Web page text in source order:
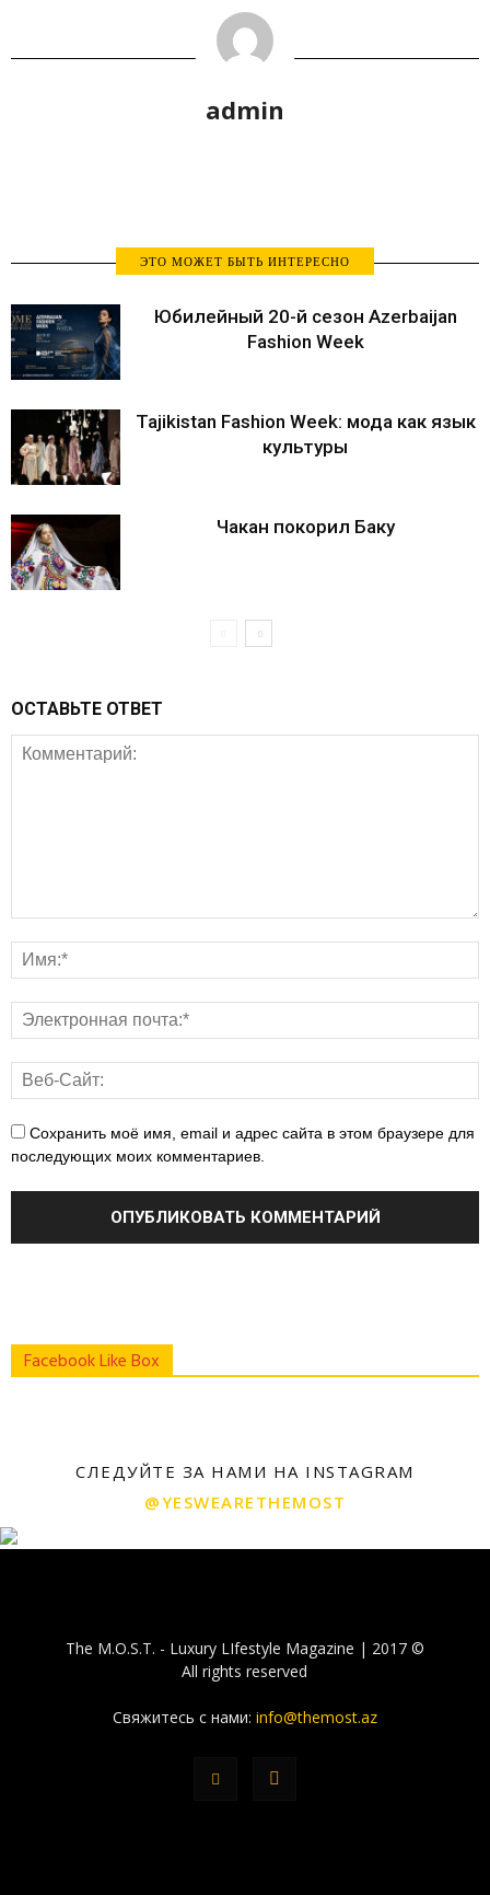
admin
ЭТО МОЖЕТ БЫТЬ ИНТЕРЕСНО
Юбилейный 20-й сезон Azerbaijan
Fashion Week
Tajikistan Fashion Week: мода как язык
культуры
Чакан покорил Баку
ОСТАВЬТЕ ОТВЕТ
Сохранить моё имя, email и адрес сайта в этом браузере для
последующих моих комментариев.
Facebook Like Box
СЛЕДУЙТЕ ЗА НАМИ НА INSTAGRAM
@YESWEARETHEMOST
The M.O.S.T. - Luxury LIfestyle Magazine | 2017 ©
All rights reserved
Свяжитесь с нами: info@themost.az